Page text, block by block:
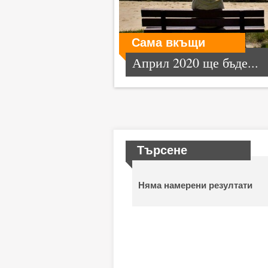
Сама вкъщи
Април 2020 ще бъде...
Търсене
Няма намерени резултати